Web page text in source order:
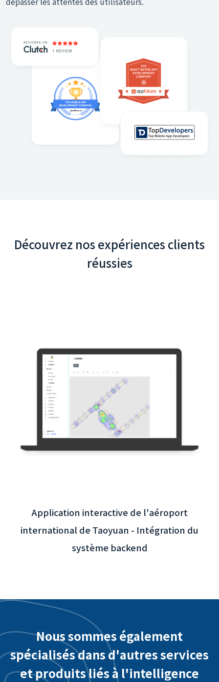
Découvrez nos expériences clients
réussies
Application interactive de l'aéroport
international de Taoyuan - Intégration du
système backend
Nous sommes également
spécialisés dans d'autres services
et produits liés à l'intelligence